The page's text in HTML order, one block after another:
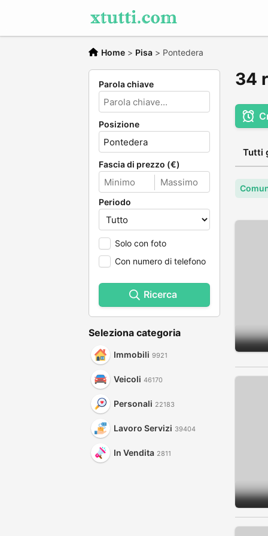
Home > Pisa > Pontedera
Parola chiave
Posizione
Fascia di prezzo (€)
Periodo
Solo con foto
Con numero di telefono
Ricerca
Seleziona categoria
Immobili 9921
Veicoli 46170
Personali 22183
Lavoro Servizi 39404
In Vendita 2811
34
Tutti